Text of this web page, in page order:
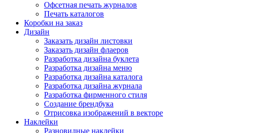
Офсетная печать журналов
Печать каталогов
Коробки на заказ
Дизайн
Заказать дизайн листовки
Заказать дизайн флаеров
Разработка дизайна буклета
Разработка дизайна меню
Разработка дизайна каталога
Разработка дизайна журнала
Разработка фирменного стиля
Создание брендбука
Отрисовка изображений в векторе
Наклейки
Разновидные наклейки